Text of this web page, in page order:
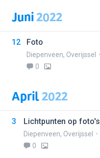
Juni2022
12 Foto
Diepenveen, Overijssel
0
April2022
3 Lichtpunten op foto's
Diepenveen, Overijssel
0